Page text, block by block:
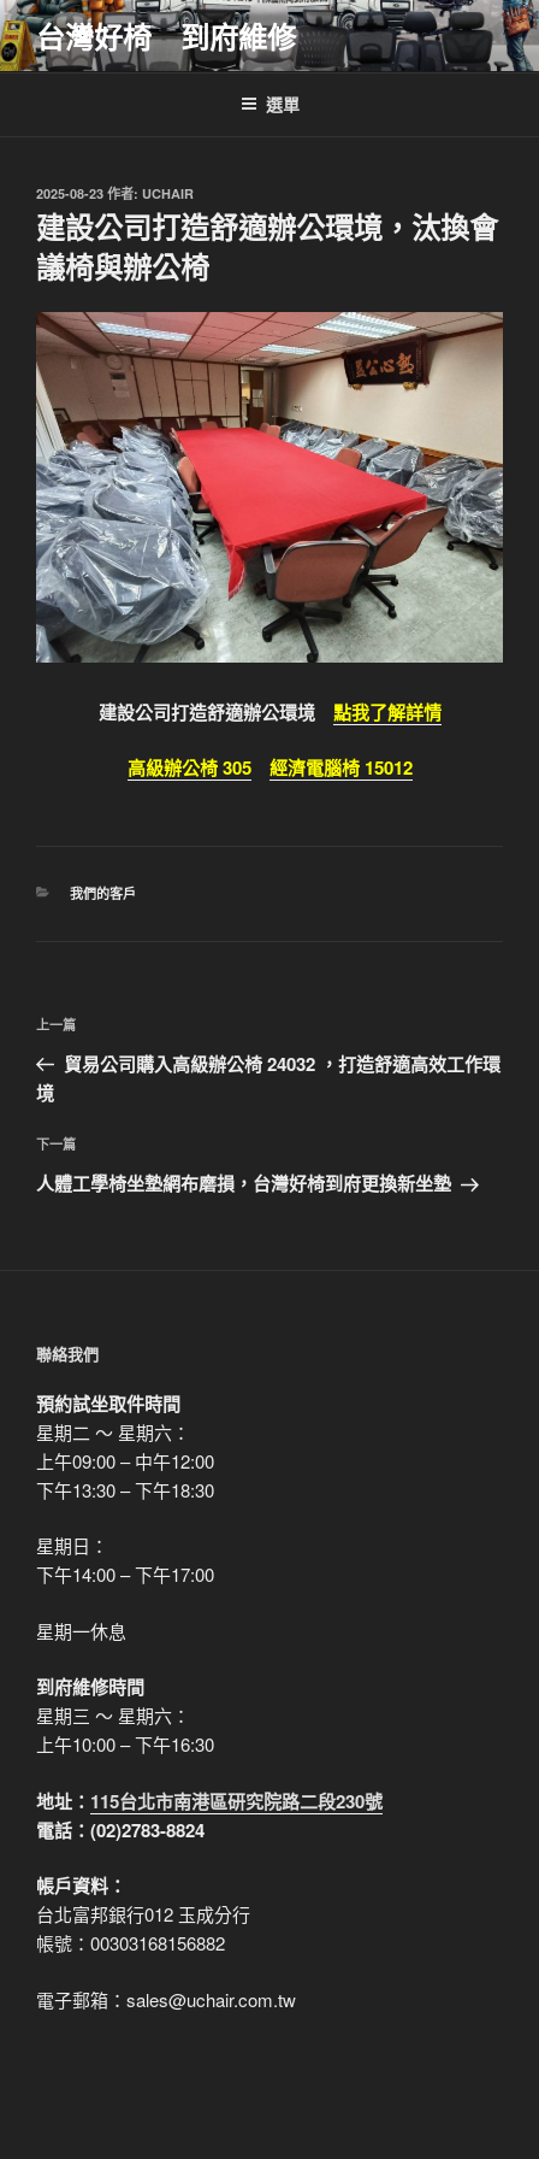
跳
至
主
台灣好椅 到府維修
選單
發
佈
於
2025-08-23 作者: UCHAIR
建設公司打造舒適辦公環境，汰換會
議椅與辦公椅
建設公司打造舒適辦公環境 點我了解詳情
高級辦公椅 305 經濟電腦椅 15012
分
我們的客戶
文
導
覽
上
一
篇
章
上一篇
貿易公司購入高級辦公椅 24032 ，打造舒適高效工作環
境
下
一
下一篇
人體工學椅坐墊網布磨損，台灣好椅到府更換新坐墊
聯絡我們
預約試坐取件時間
星期二 ～ 星期六：
上午09:00 – 中午12:00
下午13:30 – 下午18:30
星期日：
下午14:00 – 下午17:00
星期一休息
到府維修時間
星期三 ～ 星期六：
上午10:00 – 下午16:30
地址： 115台北市南港區研究院路二段230號
電話：(02)2783-8824
帳戶資料：
台北富邦銀行012 玉成分行
帳號：00303168156882
電子郵箱：sales@uchair.com.tw